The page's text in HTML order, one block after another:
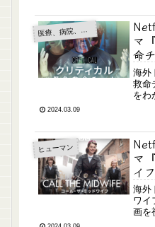
医
療、病院、医師
マ
命
て
海外
救命
をわ
2024.03.09
ヒューマン
マ
イ
語
海外
ワイ
画を